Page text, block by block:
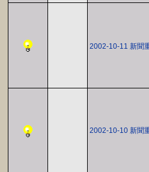
2002-10-11 新聞
2002-10-10 新聞